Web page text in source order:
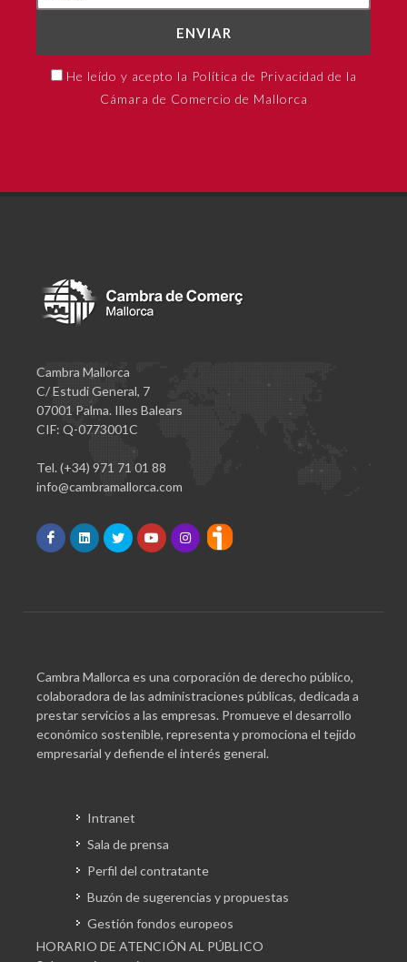
ENVIAR
He leído y acepto la Política de Privacidad de la
Cámara de Comercio de Mallorca
Cambra Mallorca
C/ Estudi General, 7
07001 Palma. Illes Balears
CIF: Q-0773001C
Tel. (+34) 971 71 01 88
info@cambramallorca.com
Cambra Mallorca es una corporación de derecho público,
colaboradora de las administraciones públicas, dedicada a
prestar servicios a las empresas. Promueve el desarrollo
económico sostenible, representa y promociona el tejido
empresarial y defiende el interés general.
Intranet
Sala de prensa
Perfil del contratante
Buzón de sugerencias y propuestas
Gestión fondos europeos
HORARIO DE ATENCIÓN AL PÚBLICO